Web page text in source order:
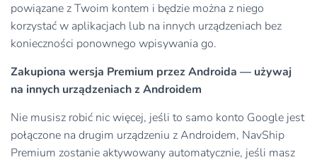
powiązane z Twoim kontem i będzie można z niego
korzystać w aplikacjach lub na innych urządzeniach bez
konieczności ponownego wpisywania go.
Zakupiona wersja Premium przez Androida — używaj
na innych urządzeniach z Androidem
Nie musisz robić nic więcej, jeśli to samo konto Google jest
połączone na drugim urządzeniu z Androidem, NavShip
Premium zostanie aktywowany automatycznie, jeśli masz